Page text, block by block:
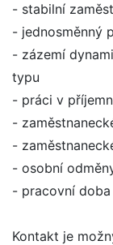
- stabilní
- jednosměnný
- zázemí
typu
- práci v
-
-
- osobní
- pracovní
Kontakt je